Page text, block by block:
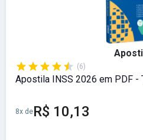
(6)
Apostila INSS 2026 em PDF -
8x deR$ 10,13